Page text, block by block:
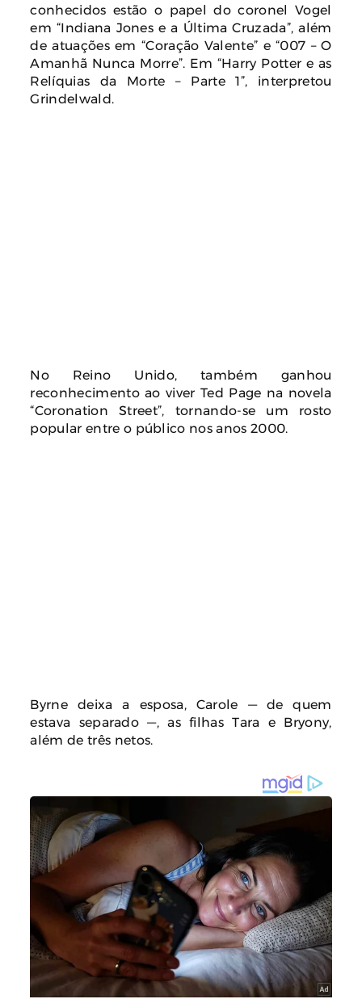
conhecidos estão o papel do coronel Vogel
em “Indiana Jones e a Última Cruzada”, além
de atuações em “Coração Valente” e “007 – O
Amanhã Nunca Morre”. Em “Harry Potter e as
Relíquias da Morte – Parte 1”, interpretou
Grindelwald.
No Reino Unido, também ganhou
reconhecimento ao viver Ted Page na novela
“Coronation Street”, tornando-se um rosto
popular entre o público nos anos 2000.
Byrne deixa a esposa, Carole — de quem
estava separado —, as filhas Tara e Bryony,
além de três netos.